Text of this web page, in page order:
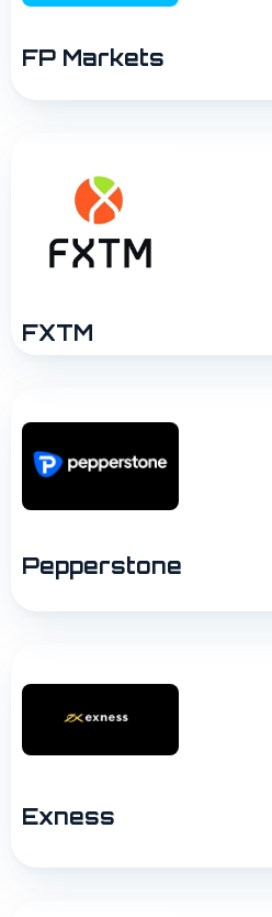
FP Markets
FXTM
Pepperstone
Exness